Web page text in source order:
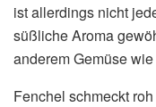
ist allerdings nicht
süßliche Aroma
anderem Gemüse
Fenchel schmeckt